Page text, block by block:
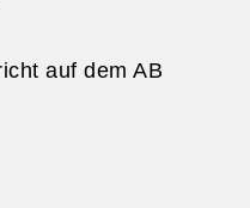
auf dem AB